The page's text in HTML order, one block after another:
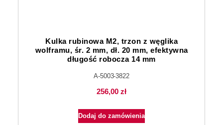
Kulka rubinowa M2, trzon z węglika
wolframu, śr. 2 mm, dł. 20 mm, efektywna
długość robocza 14 mm
A-5003-3822
256,00 zł
Dodaj do zamówienia